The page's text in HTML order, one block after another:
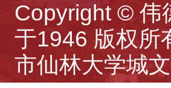
Copyright © 伟
于1946 版权
市仙林大学城